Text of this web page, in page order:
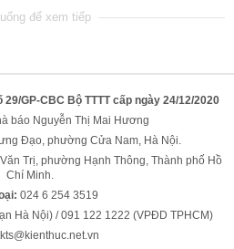
GP-CBC Bộ TTTT cấp ngày 24/12/2020
báo Nguyễn Thị Mai Hương
Đạo, phường Cửa Nam, Hà Nội.
Trị, phường Hạnh Thông, Thành phố Hồ
Chí Minh.
024 6 254 3519
Hà Nội) / 091 122 1222 (VPĐD TPHCM)